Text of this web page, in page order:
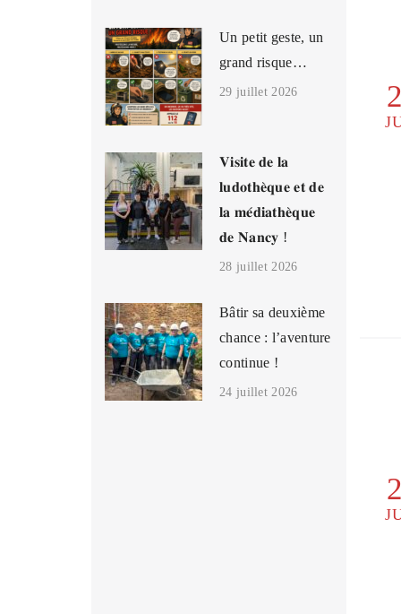
Un petit geste, un
grand risque…
29 juillet 2026
𝐕𝐢𝐬𝐢𝐭𝐞 𝐝𝐞 𝐥𝐚
𝐥𝐮𝐝𝐨𝐭𝐡𝐞̀𝐪𝐮𝐞 𝐞𝐭 𝐝𝐞
𝐥𝐚 𝐦𝐞́𝐝𝐢𝐚𝐭𝐡𝐞̀𝐪𝐮𝐞
𝐝𝐞 𝐍𝐚𝐧𝐜𝐲 !
28 juillet 2026
Bâtir sa deuxième
chance : l’aventure
continue !
24 juillet 2026